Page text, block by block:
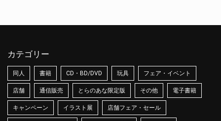
カテゴリー
同人 書籍 CD・BD/DVD 玩具 フェア・イベント
店舗 通信販売 とらのあな限定版 その他 電子書籍
キャンペーン イラスト展 店舗フェア・セール